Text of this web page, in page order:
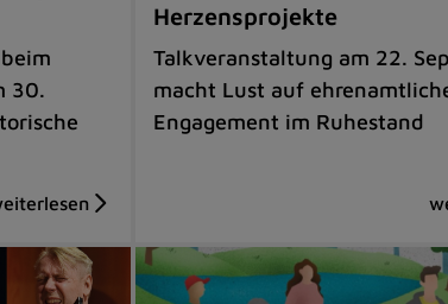
30.
Herzensprojekte
Talkveranstaltung am 22.
macht Lust auf
Engagement im Ruhestand